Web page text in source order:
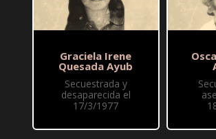
Graciela Irene
Quesada Ayub
Secuestrada y
desaparecida el
17/3/1977